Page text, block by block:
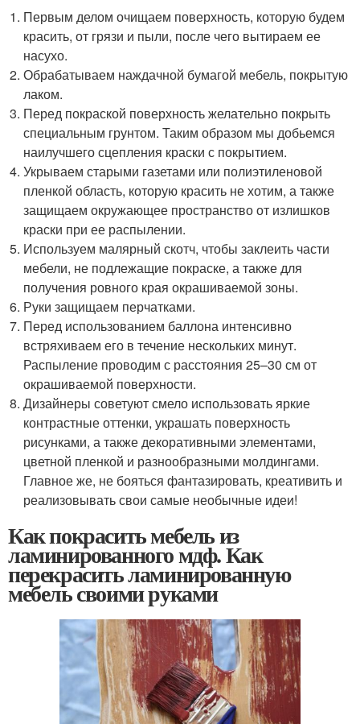
Первым делом очищаем поверхность, которую будем
красить, от грязи и пыли, после чего вытираем ее
насухо.
Обрабатываем наждачной бумагой мебель, покрытую
лаком.
Перед покраской поверхность желательно покрыть
специальным грунтом. Таким образом мы добьемся
наилучшего сцепления краски с покрытием.
Укрываем старыми газетами или полиэтиленовой
пленкой область, которую красить не хотим, а также
защищаем окружающее пространство от излишков
краски при ее распылении.
Используем малярный скотч, чтобы заклеить части
мебели, не подлежащие покраске, а также для
получения ровного края окрашиваемой зоны.
Руки защищаем перчатками.
Перед использованием баллона интенсивно
встряхиваем его в течение нескольких минут.
Распыление проводим с расстояния 25–30 см от
окрашиваемой поверхности.
Дизайнеры советуют смело использовать яркие
контрастные оттенки, украшать поверхность
рисунками, а также декоративными элементами,
цветной пленкой и разнообразными молдингами.
Главное же, не бояться фантазировать, креативить и
реализовывать свои самые необычные идеи!
Как покрасить мебель из
ламинированного мдф. Как
перекрасить ламинированную
мебель своими руками